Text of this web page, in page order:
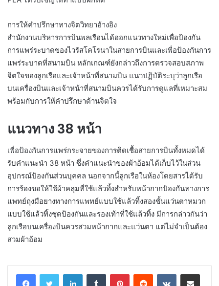
การให้คำปรึกษาทางจิตวิทยาอ้างอิง
สำนักงานบริหารการบินพลเรือนได้ออกแนวทางใหม่เพื่อป้องกัน
การแพร่ระบาดของไวรัสโคโรนาในสายการบินและเพื่อป้องกันการ
แพร่ระบาดที่สนามบิน หลักเกณฑ์ยังกล่าวถึงการตรวจสอบสภาพ
จิตใจของลูกเรือและเจ้าหน้าที่สนามบิน แนวปฏิบัติระบุว่าลูกเรือ
บนเครื่องบินและเจ้าหน้าที่สนามบินควรได้รับการดูแลที่เหมาะสม
พร้อมกับการให้คำปรึกษาด้านจิตใจ
แนวทาง 38 หน้า
เพื่อป้องกันการแพร่กระจายของการติดเชื้อสายการบินทั้งหมดได้
รับคำแนะนำ 38 หน้า ซึ่งคำแนะนำของผ้าอ้อมได้เก็บไว้ในส่วน
อุปกรณ์ป้องกันส่วนบุคคล นอกจากนี้ลูกเรือในห้องโดยสารได้รับ
การร้องขอให้ใช้ผ้าคลุมที่ใช้แล้วทิ้งสำหรับหน้ากากป้องกันทางการ
แพทย์ถุงมือยางทางการแพทย์แบบใช้แล้วทิ้งสองชั้นแว่นตาหมวก
แบบใช้แล้วทิ้งชุดป้องกันและรองเท้าที่ใช้แล้วทิ้ง มีการกล่าวกันว่า
ลูกเรือบนเครื่องบินควรสวมหน้ากากและแว่นตา แต่ไม่จำเป็นต้อง
สวมผ้าอ้อม
LinkedInTumblr PinterestReddit VKontakteShare via Email